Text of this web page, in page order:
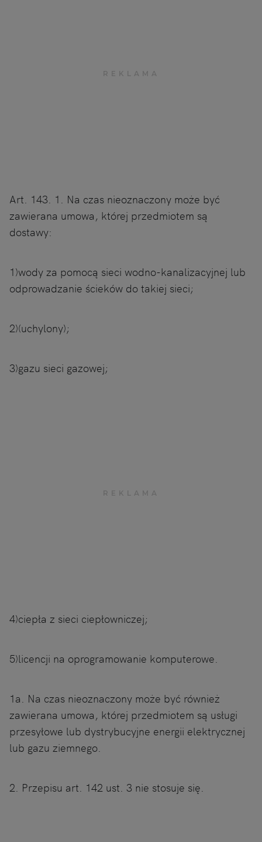
Art. 143. 1. Na czas nieoznaczony może być
zawierana umowa, której przedmiotem są
dostawy:
1)wody za pomocą sieci wodno-kanalizacyjnej lub
odprowadzanie ścieków do takiej sieci;
2)(uchylony);
3)gazu sieci gazowej;
4)ciepła z sieci ciepłowniczej;
5)licencji na oprogramowanie komputerowe.
1a. Na czas nieoznaczony może być również
zawierana umowa, której przedmiotem są usługi
przesyłowe lub dystrybucyjne energii elektrycznej
lub gazu ziemnego.
2. Przepisu art. 142 ust. 3 nie stosuje się.